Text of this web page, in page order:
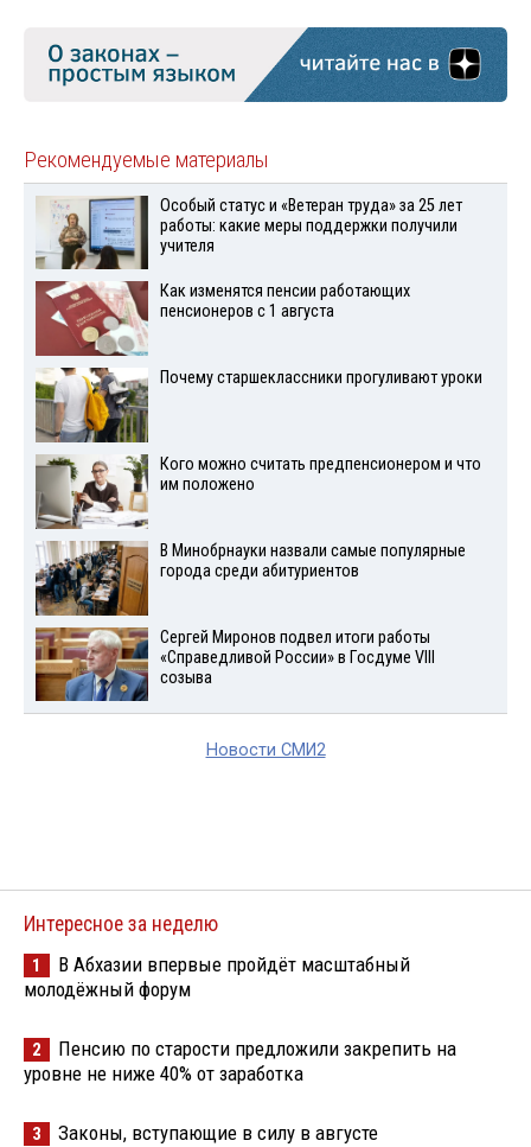
Рекомендуемые материалы
Особый статус и «Ветеран труда» за 25 лет
работы: какие меры поддержки получили
учителя
Как изменятся пенсии работающих
пенсионеров с 1 августа
Почему старшеклассники прогуливают уроки
Кого можно считать предпенсионером и что
им положено
В Минобрнауки назвали самые популярные
города среди абитуриентов
Сергей Миронов подвел итоги работы
«Справедливой России» в Госдуме VIII
созыва
Новости СМИ2
Интересное за неделю
1
В Абхазии впервые пройдёт масштабный
молодёжный форум
2
Пенсию по старости предложили закрепить на
уровне не ниже 40% от заработка
3 Законы, вступающие в силу в августе